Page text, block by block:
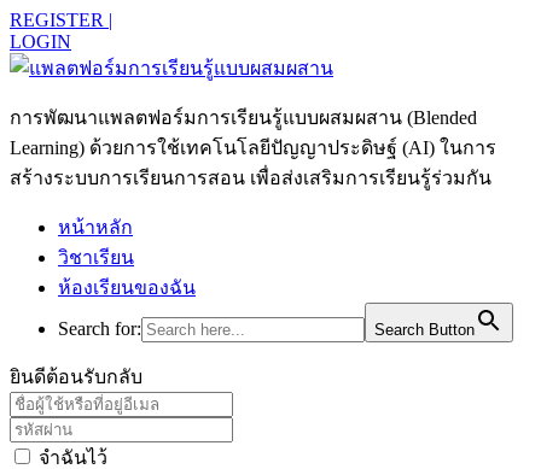
REGISTER |
LOGIN
การพัฒนาแพลตฟอร์มการเรียนรู้แบบผสมผสาน (Blended
Learning) ด้วยการใช้เทคโนโลยีปัญญาประดิษฐ์ (AI) ในการ
สร้างระบบการเรียนการสอน เพื่อส่งเสริมการเรียนรู้ร่วมกัน
หน้าหลัก
วิชาเรียน
ห้องเรียนของฉัน
Search for:
Search Button
ยินดีต้อนรับกลับ
จำฉันไว้